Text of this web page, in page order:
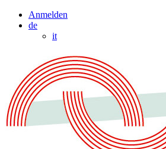
Anmelden
de
it